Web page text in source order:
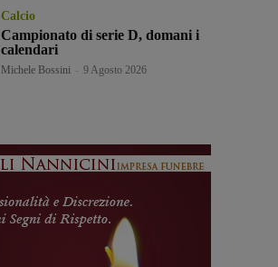
Calcio
Campionato di serie D, domani i
calendari
Michele Bossini 9 Agosto 2026